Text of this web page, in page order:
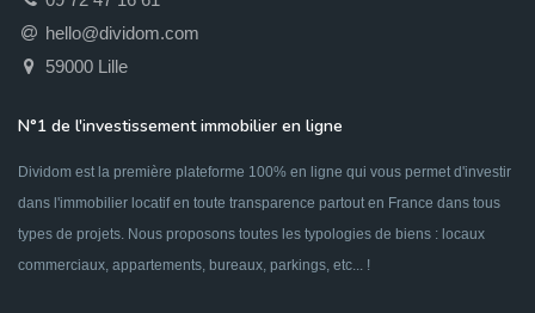
hello@dividom.com
59000 Lille
N°1 de l'investissement immobilier en ligne
Dividom est la première plateforme 100% en ligne qui vous permet d'investir
dans l'immobilier locatif en toute transparence partout en France dans tous
types de projets. Nous proposons toutes les typologies de biens : locaux
commerciaux, appartements, bureaux, parkings, etc... !